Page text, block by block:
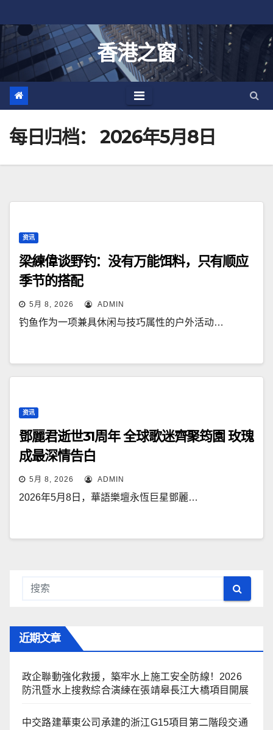
至
香港之窗
每日归档： 2026年5月8日
资讯
梁練偉谈野钓：没有万能饵料，只有顺应
季节的搭配
5月 8, 2026 ADMIN
钓鱼作为一项兼具休闲与技巧属性的户外活动…
资讯
鄧麗君逝世31周年 全球歌迷齊聚筠園 玫瑰
成最深情告白
5月 8, 2026 ADMIN
2026年5月8日，華語樂壇永恆巨星鄧麗…
近期文章
政企聯動強化救援，築牢水上施工安全防線！2026
防汛暨水上搜救綜合演練在張靖皋長江大橋項目開展
中交路建華東公司承建的浙江G15項目第二階段交通